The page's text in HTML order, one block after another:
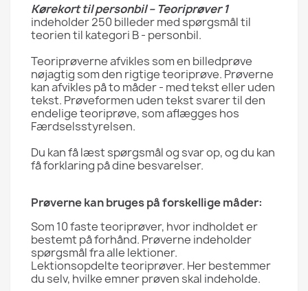
Kørekort til personbil – Teoriprøver 1
indeholder 250 billeder med spørgsmål til
teorien til kategori B - personbil.
Teoriprøverne afvikles som en billedprøve
nøjagtig som den rigtige teoriprøve. Prøverne
kan afvikles på to måder - med tekst eller uden
tekst. Prøveformen uden tekst svarer til den
endelige teoriprøve, som aflægges hos
Færdselsstyrelsen.
Du kan få læst spørgsmål og svar op, og du kan
få forklaring på dine besvarelser.
Prøverne kan bruges på forskellige måder:
Som 10 faste teoriprøver, hvor indholdet er
bestemt på forhånd. Prøverne indeholder
spørgsmål fra alle lektioner.
Lektionsopdelte teoriprøver. Her bestemmer
du selv, hvilke emner prøven skal indeholde.